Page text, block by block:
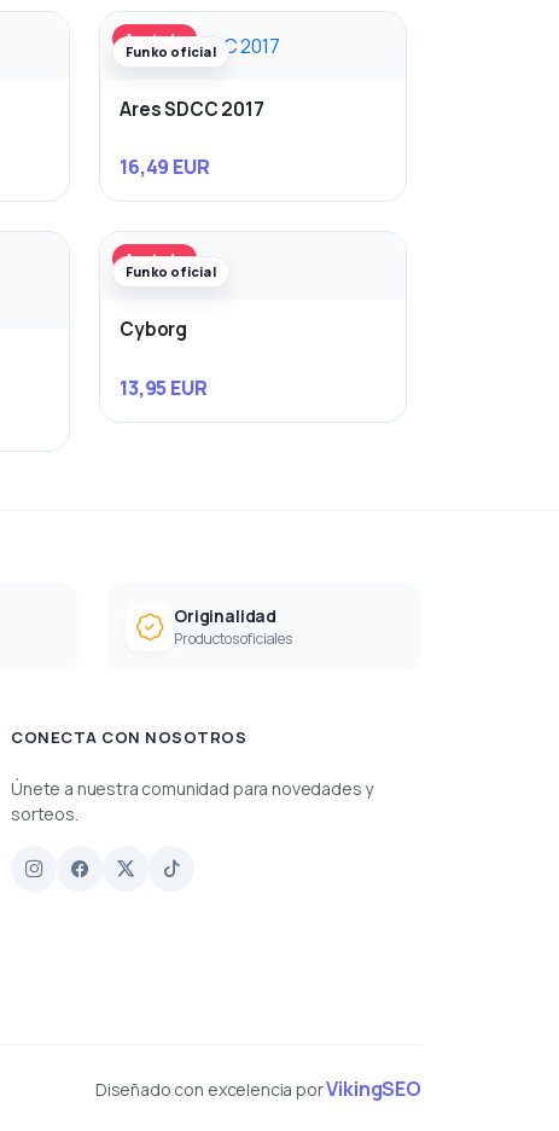
Agotado
Funko oficial
Ares SDCC 2017
16,49 EUR
Agotado
Funko oficial
Cyborg
13,95 EUR
Originalidad
Productos oficiales
CONECTA CON NOSOTROS
Únete a nuestra comunidad para novedades y
sorteos.
Diseñado con excelencia porVikingSEO